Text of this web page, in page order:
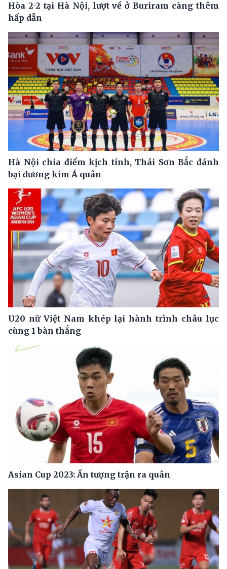
Hòa 2-2 tại Hà Nội, lượt về ở Buriram càng thêm
hấp dẫn
Hà Nội chia điểm kịch tính, Thái Sơn Bắc đánh
bại đương kim Á quân
U20 nữ Việt Nam khép lại hành trình châu lục
cùng 1 bàn thắng
Asian Cup 2023: Ấn tượng trận ra quân